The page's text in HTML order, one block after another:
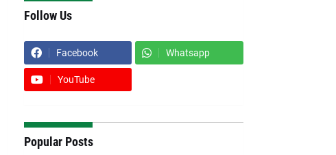
Follow Us
Facebook Whatsapp
YouTube
Popular Posts